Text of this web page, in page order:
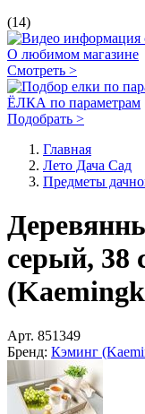
(14)
О любимом магазине
Смотреть >
ЁЛКА по параметрам
Подобрать >
Главная
Лето Дача Сад
Предметы
серый, 38
Арт. 851349
Бренд: Кэминг